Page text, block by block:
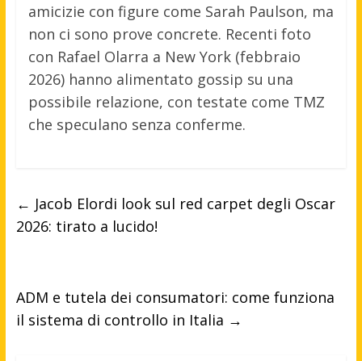
amicizie con figure come Sarah Paulson, ma
non ci sono prove concrete. Recenti foto
con Rafael Olarra a New York (febbraio
2026) hanno alimentato gossip su una
possibile relazione, con testate come TMZ
che speculano senza conferme.
← Jacob Elordi look sul red carpet degli Oscar
2026: tirato a lucido!
ADM e tutela dei consumatori: come funziona
il sistema di controllo in Italia →